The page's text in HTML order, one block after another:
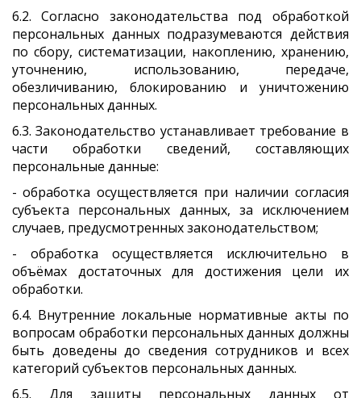
6.2. Согласно законодательства под обработкой
персональных данных подразумеваются действия
по сбору, систематизации, накоплению, хранению,
уточнению, использованию, передаче,
обезличиванию, блокированию и уничтожению
персональных данных.
6.3. Законодательство устанавливает требование в
части обработки сведений, составляющих
персональные данные:
- обработка осуществляется при наличии согласия
субъекта персональных данных, за исключением
случаев, предусмотренных законодательством;
- обработка осуществляется исключительно в
объёмах достаточных для достижения цели их
обработки.
6.4. Внутренние локальные нормативные акты по
вопросам обработки персональных данных должны
быть доведены до сведения сотрудников и всех
категорий субъектов персональных данных.
6.5. Для защиты персональных данных от